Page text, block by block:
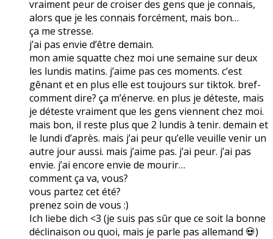
vraiment peur de croiser des gens que je connais,
alors que je les connais forcément, mais bon…
ça me stresse.
j’ai pas envie d’être demain.
mon amie squatte chez moi une semaine sur deux
les lundis matins. j’aime pas ces moments. c’est
gênant et en plus elle est toujours sur tiktok. bref-
comment dire? ça m’énerve. en plus je déteste, mais
je déteste vraiment que les gens viennent chez moi.
mais bon, il reste plus que 2 lundis à tenir. demain et
le lundi d’après. mais j’ai peur qu’elle veuille venir un
autre jour aussi. mais j’aime pas. j’ai peur. j’ai pas
envie. j’ai encore envie de mourir…
comment ça va, vous?
vous partez cet été?
prenez soin de vous :)
Ich liebe dich <3 (je suis pas sûr que ce soit la bonne
déclinaison ou quoi, mais je parle pas allemand 💀)